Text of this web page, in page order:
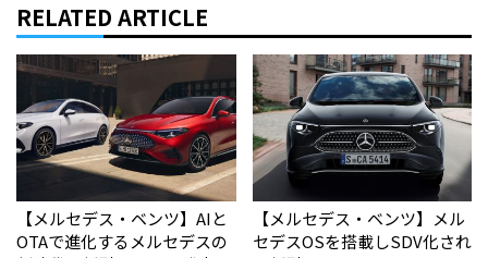
RELATED ARTICLE
【メルセデス・ベンツ】AIと
OTAで進化するメルセデスの
【メルセデス・ベンツ】メル
セデスOSを搭載しSDV化され